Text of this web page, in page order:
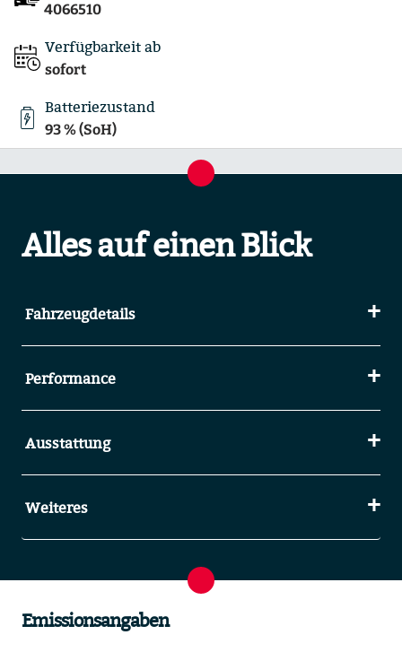
4066510
Verfügbarkeit ab
sofort
Batteriezustand
93 % (SoH)
Alles auf einen Blick
Fahrzeugdetails
Performance
Ausstattung
Weiteres
Emissionsangaben